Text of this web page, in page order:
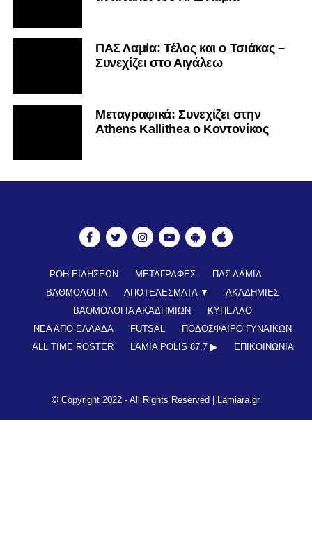
ΠΑΣ Λαμία: Τέλος και ο Τσιάκας –
Συνεχίζει στο Αιγάλεω
Mεταγραφικά: Συνεχίζει στην
Athens Kallithea ο Κοντονίκος
ΡΟΗ ΕΙΔΗΣΕΩΝ ΜΕΤΑΓΡΑΦΕΣ
ΠΑΣ ΛΑΜΙΑ
ΒΑΘΜΟΛΟΓΙΑ
ΑΠΟΤΕΛΕΣΜΑΤΑ ▼
ΑΚΑΔΗΜΙΕΣ
ΒΑΘΜΟΛΟΓΙΑ ΑΚΑΔΗΜΙΩΝ
ΚΥΠΕΛΛΟ
ΝΕΑ ΑΠΟ ΕΛΛΑΔΑ
FUTSAL
ΠΟΔΟΣΦΑΙΡΟ ΓΥΝΑΙΚΩΝ
ALL TIME ROSTER
LAMIA POLIS 87,7 ▶︎ ΕΠΙΚΟΙΝΩΝΊΑ
© Copyright 2022 - All Rights Reserved | Lamiara.gr